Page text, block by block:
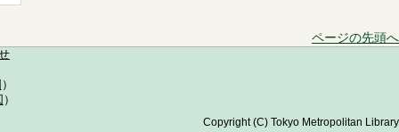
ページの先頭へ
）
）
Copyright (C) Tokyo Metropolitan Library